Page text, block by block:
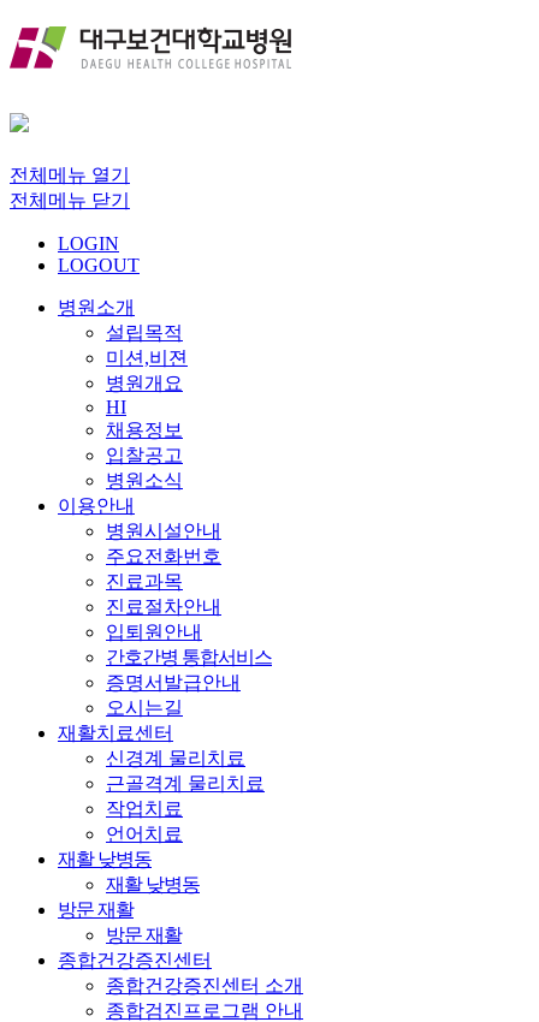
전체메뉴 열기
전체메뉴 닫기
LOGIN
LOGOUT
병원소개
설립목적
미션,비젼
병원개요
HI
채용정보
입찰공고
병원소식
이용안내
병원시설안내
주요전화번호
진료과목
진료절차안내
입퇴원안내
간호간병 통합서비스
증명서발급안내
오시는길
재활치료센터
신경계 물리치료
근골격계 물리치료
작업치료
언어치료
재활 낮병동
재활 낮병동
방문 재활
방문 재활
종합건강증진센터
종합건강증진센터 소개
종합검진프로그램 안내